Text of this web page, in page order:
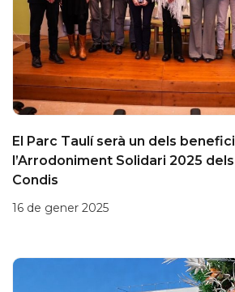
El Parc Taulí serà un dels
l’Arrodoniment Solidari 2025
Condis
16 de gener 2025